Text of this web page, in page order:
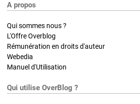
A propos
Qui sommes nous ?
L'Offre Overblog
Rémunération en droits d'auteur
Webedia
Manuel d'Utilisation
Qui utilise OverBlog ?